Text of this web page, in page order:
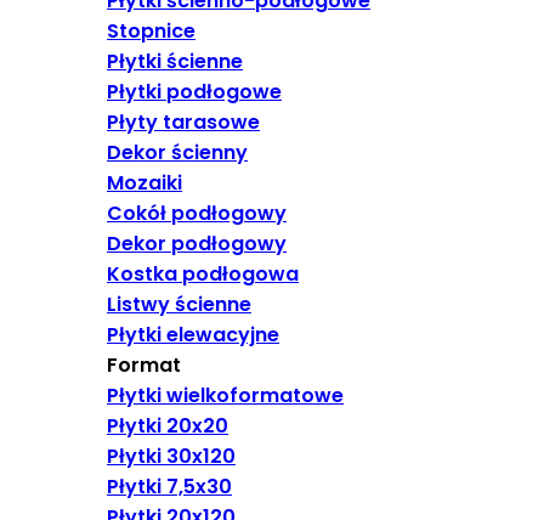
Stopnice
Płytki ścienne
Płytki podłogowe
Płyty tarasowe
Dekor ścienny
Mozaiki
Cokół podłogowy
Dekor podłogowy
Kostka podłogowa
Listwy ścienne
Płytki elewacyjne
Format
Płytki wielkoformatowe
Płytki 20x20
Płytki 30x120
Płytki 7,5x30